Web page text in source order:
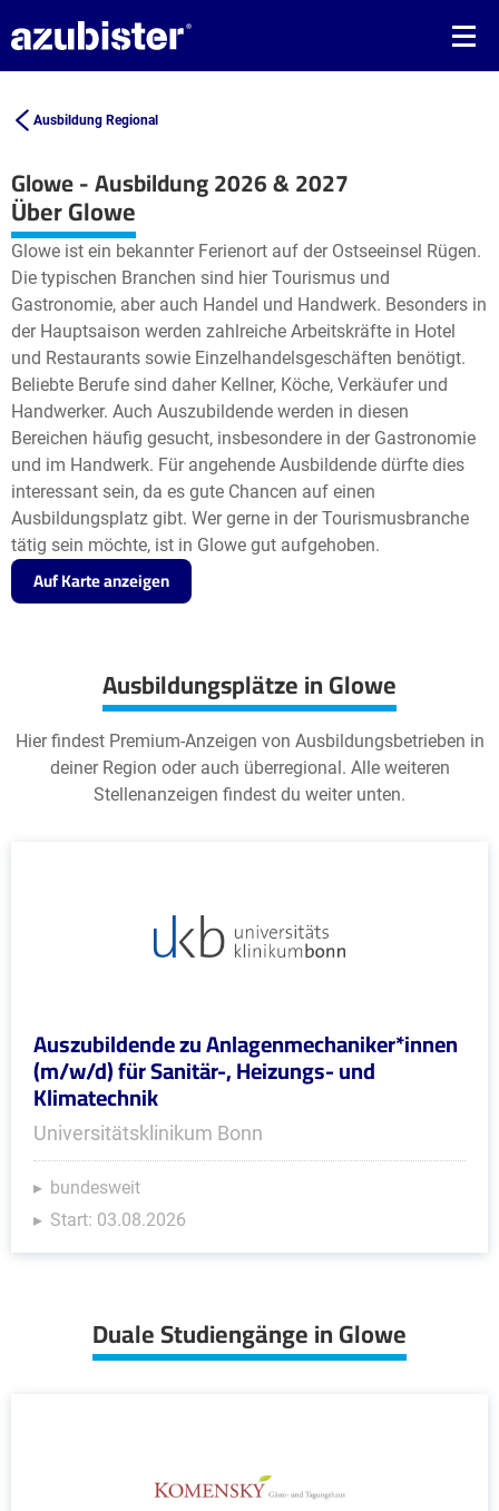
Ausbildung Regional
Glowe - Ausbildung 2026 & 2027
+
−
Leaflet| ©OpenStreetMap2
Über Glowe
Glowe ist ein bekannter Ferienort auf der Ostseeinsel Rügen.
Die typischen Branchen sind hier Tourismus und
Gastronomie, aber auch Handel und Handwerk. Besonders in
der Hauptsaison werden zahlreiche Arbeitskräfte in Hotel
und Restaurants sowie Einzelhandelsgeschäften benötigt.
Beliebte Berufe sind daher Kellner, Köche, Verkäufer und
Handwerker. Auch Auszubildende werden in diesen
Bereichen häufig gesucht, insbesondere in der Gastronomie
und im Handwerk. Für angehende Ausbildende dürfte dies
interessant sein, da es gute Chancen auf einen
Ausbildungsplatz gibt. Wer gerne in der Tourismusbranche
tätig sein möchte, ist in Glowe gut aufgehoben.
Auf Karte anzeigen
Ausbildungsplätze in Glowe
Hier findest Premium-Anzeigen von Ausbildungsbetrieben in
deiner Region oder auch überregional. Alle weiteren
Stellenanzeigen findest du weiter unten.
Auszubildende zu Anlagenmechaniker*innen
(m/w/d) für Sanitär-, Heizungs- und
Klimatechnik
Universitätsklinikum Bonn
bundesweit
Start: 03.08.2026
Duale Studiengänge in Glowe